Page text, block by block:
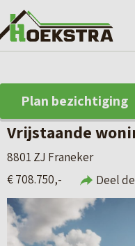
Plan bezichtiging
Vrijstaande
8801 ZJ Franeker
€ 708.750,-
Deel